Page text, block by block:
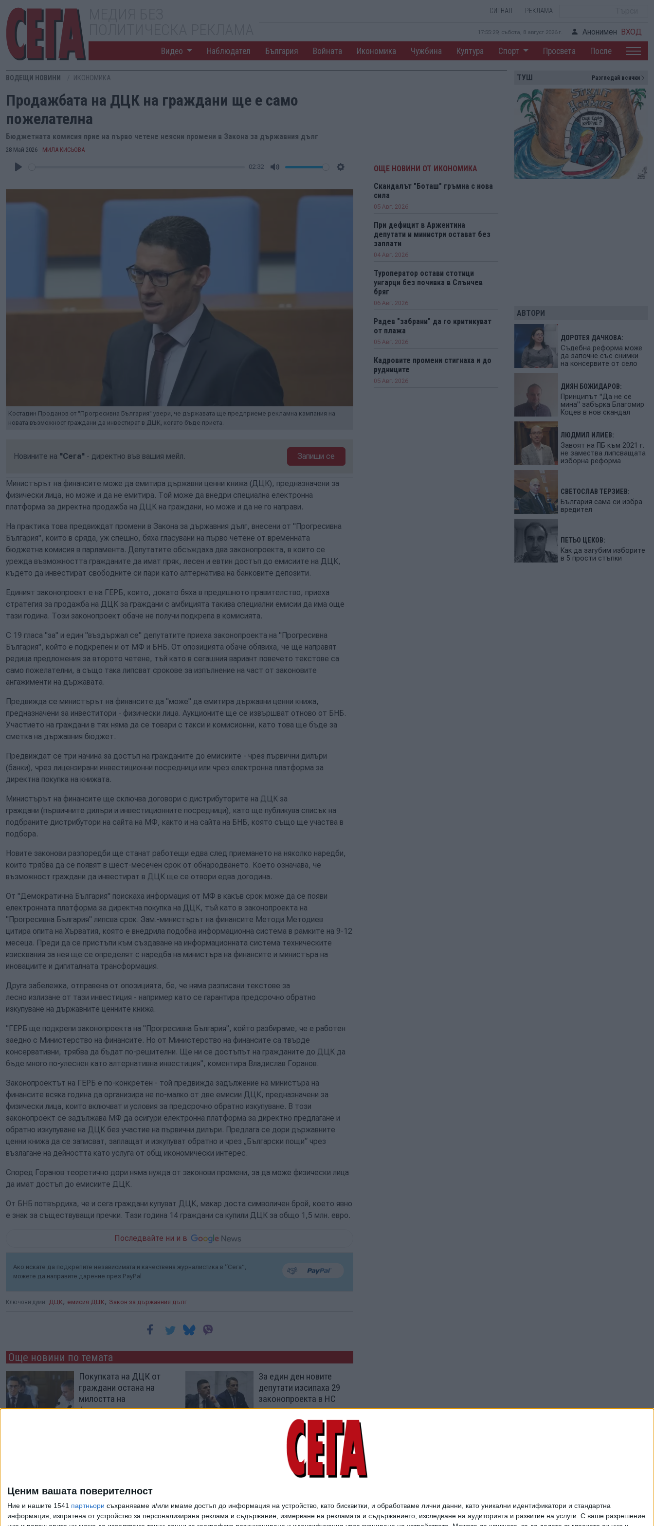
Ценим вашата поверителност
Ние и нашите 1541 партньори съхраняваме и/или имаме достъп до информация на устройство, като бисквитки, и обработваме лични данни, като уникални идентификатори и стандартна
информация, изпратена от устройство за персонализирана реклама и съдържание, измерване на рекламата и съдържанието, изследване на аудиторията и развитие на услуги. С ваше разрешение
СИГНАЛ РЕКЛАМА
17:55:30, събота, 8 август 2026 г. Анонимен ВХОД
Видео Наблюдател България Войната Икономика Чужбина Култура Спорт Просвета После
ВОДЕЩИ НОВИНИ ИКОНОМИКА
Продажбата на ДЦК на граждани ще е само
пожелателна
Бюджетната комисия прие на първо четене неясни промени в Закона за държавния дълг
28 Май 2026 МИЛА КИСЬОВА
02:32
Костадин Проданов от "Прогресивна България" увери, че държавата ще предприеме рекламна кампания на
новата възможност граждани да инвестират в ДЦК, когато бъде приета.
Новините на "Сега" - директно във вашия мейл. Запиши се
Министърът на финансите може да емитира държавни ценни книжа (ДЦК), предназначени за
физически лица, но може и да не емитира. Той може да внедри специална електронна
платформа за директна продажба на ДЦК на граждани, но може и да не го направи.
На практика това предвиждат промени в Закона за държавния дълг, внесени от "Прогресивна
България", които в сряда, уж спешно, бяха гласувани на първо четене от временната
бюджетна комисия в парламента. Депутатите обсъждаха два законопроекта, в които се
урежда възможността гражданите да имат пряк, лесен и евтин достъп до емисиите на ДЦК,
където да инвестират свободните си пари като алтернатива на банковите депозити.
Единият законопроект е на ГЕРБ, които, докато бяха в предишното правителство, приеха
стратегия за продажба на ДЦК за граждани с амбицията такива специални емисии да има още
тази година. Този законопроект обаче не получи подкрепа в комисията.
С 19 гласа "за" и един "въздържал се" депутатите приеха законопроекта на "Прогресивна
България", който е подкрепен и от МФ и БНБ. От опозицията обаче обявиха, че ще направят
редица предложения за второто четене, тъй като в сегашния вариант повечето текстове са
само пожелателни, а също така липсват срокове за изпълнение на част от законовите
ангажименти на държавата.
Предвижда се министърът на финансите да "може" да емитира държавни ценни книжа,
предназначени за инвеститори - физически лица. Аукционите ще се извършват отново от БНБ.
Участието на граждани в тях няма да се товари с такси и комисионни, като това ще бъде за
сметка на държавния бюджет.
Предвиждат се три начина за достъп на гражданите до емисиите - чрез първични дилъри
(банки), чрез лицензирани инвестиционни посредници или чрез електронна платформа за
директна покупка на книжата.
Министърът на финансите ще сключва договори с дистрибуторите на ДЦК за
граждани (първичните дилъри и инвестиционните посредници), като ще публикува списък на
подбраните дистрибутори на сайта на МФ, както и на сайта на БНБ, която също ще участва в
подбора.
Новите законови разпоредби ще станат работещи едва след приемането на няколко наредби,
които трябва да се появят в шест-месечен срок от обнародването. Което означава, че
възможност граждани да инвестират в ДЦК ще се отвори едва догодина.
От "Демократична България" поискаха информация от МФ в какъв срок може да се появи
електронната платформа за директна покупка на ДЦК, тъй като в законопроекта на
"Прогресивна България" липсва срок. Зам.-министърът на финансите Методи Методиев
цитира опита на Хърватия, която е внедрила подобна информационна система в рамките на 9-12
месеца. Преди да се пристъпи към създаване на информационната система техническите
изисквания за нея ще се определят с наредба на министъра на финансите и министъра на
иновациите и дигиталната трансформация.
Друга забележка, отправена от опозицията, бе, че няма разписани текстове за
лесно излизане от тази инвестиция - например като се гарантира предсрочно обратно
изкупуване на държавните ценните книжа.
"ГЕРБ ще подкрепи законопроекта на "Прогресивна България", който разбираме, че е работен
заедно с Министерство на финансите. Но от Министерство на финансите са твърде
консервативни, трябва да бъдат по-решителни. Ще ни се достъпът на гражданите до ДЦК да
бъде много по-улеснен като алтернативна инвестиция", коментира Владислав Горанов.
Законопроектът на ГЕРБ е по-конкретен - той предвижда задължение на министъра на
финансите всяка година да организира не по-малко от две емисии ДЦК, предназначени за
физически лица, които включват и условия за предсрочно обратно изкупуване. В този
законопроект се задължава МФ да осигури електронна платформа за директно предлагане и
обратно изкупуване на ДЦК без участие на първични дилъри. Предлага се дори държавните
ценни книжа да се записват, заплащат и изкупуват обратно и чрез „Български пощи“ чрез
възлагане на дейността като услуга от общ икономически интерес.
Според Горанов теоретично дори няма нужда от законови промени, за да може физически лица
да имат достъп до емисиите ДЦК.
От БНБ потвърдиха, че и сега граждани купуват ДЦК, макар доста символичен брой, което явно
е знак за съществуващи пречки. Тази година 14 граждани са купили ДЦК за общо 1,5 млн. евро.
Последвайте ни и в
Ако искате да подкрепите независимата и качествена журналистика в “Сега”,
можете да направите дарение през PayPal
Ключови думи: ДЦК , емисия ДЦК , Закон за държавния дълг
Още новини по темата
Покупката на ДЦК от
граждани остана на
милостта на
финансовия министър
За един ден новите
депутати изсипаха 29
законопроекта в НС
03 Май 2026
10 Февр. 2026
Всеки ще може да си
купи държавни
облигации в пощата
ОЩЕ НОВИНИ ОТ ИКОНОМИКА
Скандалът "Боташ" гръмна с нова
сила
05 Авг. 2026
При дефицит в Аржентина
депутати и министри остават без
заплати
04 Авг. 2026
Туроператор остави стотици
унгарци без почивка в Слънчев
бряг
06 Авг. 2026
Радев "забрани" да го критикуват
от плажа
05 Авг. 2026
Кадровите промени стигнаха и до
рудниците
05 Авг. 2026
ТУШ Разгледай всички
АВТОРИ
ДОРОТЕЯ ДАЧКОВА:
Съдебна реформа може
да започне със снимки
на консервите от село
ДИЯН БОЖИДАРОВ:
Принципът "Да не се
мина" забърка Благомир
Коцев в нов скандал
ЛЮДМИЛ ИЛИЕВ:
Завоят на ПБ към 2021 г.
не замества липсващата
изборна реформа
СВЕТОСЛАВ ТЕРЗИЕВ:
България сама си избра
вредител
ПЕТЬО ЦЕКОВ:
Как да загубим изборите
в 5 прости стъпки